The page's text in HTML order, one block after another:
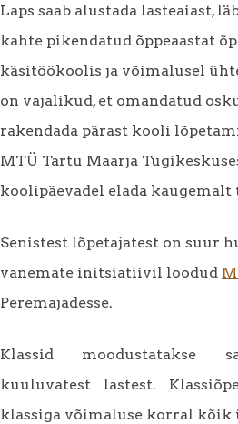
Laps saab alustada lasteaiast,
kahte pikendatud õppeaastat
käsitöökoolis ja võimalusel
on vajalikud, et omandatud
rakendada pärast kooli
MTÜ Tartu Maarja
koolipäevadel elada kaugemalt
Senistest lõpetajatest on suur
vanemate initsiatiivil loodud
Peremajadesse.
Klassid moodustatakse
kuuluvatest lastest.
klassiga võimaluse korral kõik